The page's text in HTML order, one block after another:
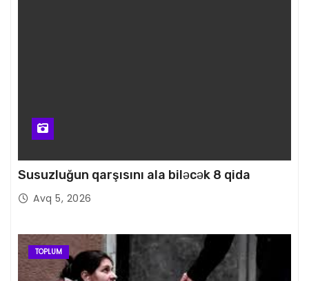
Susuzluğun qarşısını ala biləcək 8 qida
Avq 5, 2026
TOPLUM